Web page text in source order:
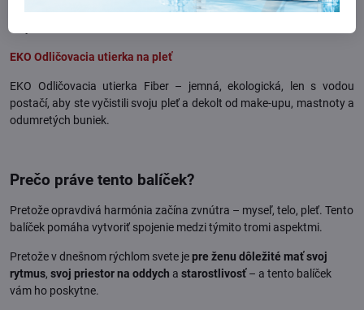
ďalšej tvorby kolagénu. Kolagénne peptidy nezaťažujú trávenie a
EKO Odličovacia utierka na pleť
EKO Odličovacia utierka Fiber – jemná, ekologická, len s vodou
postačí, aby ste vyčistili svoju pleť a dekolt od make-upu, mastnoty a
odumretých buniek.
Prečo práve tento balíček?
Pretože opravdivá harmónia začína zvnútra – myseľ, telo, pleť. Tento
balíček pomáha vytvoriť spojenie medzi týmito tromi aspektmi.
Pretože v dnešnom rýchlom svete jepre ženu dôležité mať svoj
rytmus, svoj priestor na oddych a starostlivosť– a tento balíček
vám ho poskytne.